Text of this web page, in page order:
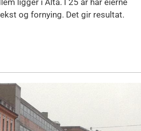
og fornying. Det gir resultat.